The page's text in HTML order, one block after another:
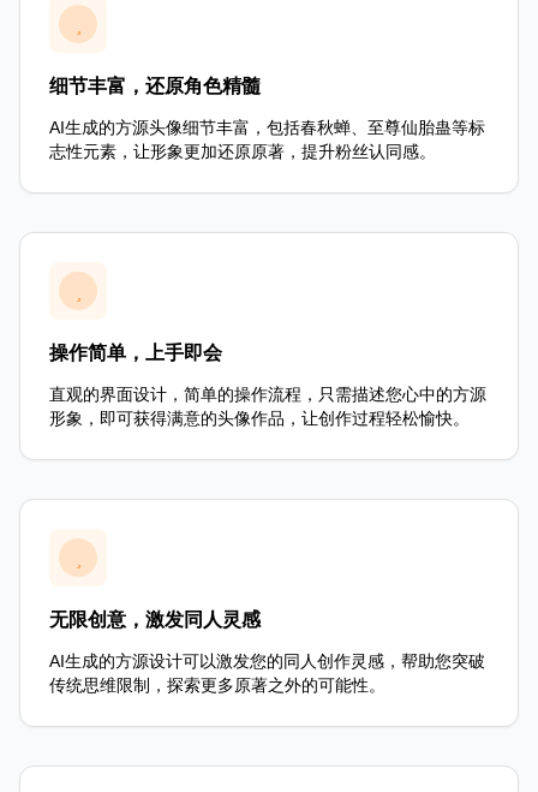
细节丰富，还原角色精髓
AI生成的方源头像细节丰富，包括春秋蝉、至尊仙胎蛊等标
志性元素，让形象更加还原原著，提升粉丝认同感。
操作简单，上手即会
直观的界面设计，简单的操作流程，只需描述您心中的方源
形象，即可获得满意的头像作品，让创作过程轻松愉快。
无限创意，激发同人灵感
AI生成的方源设计可以激发您的同人创作灵感，帮助您突破
传统思维限制，探索更多原著之外的可能性。